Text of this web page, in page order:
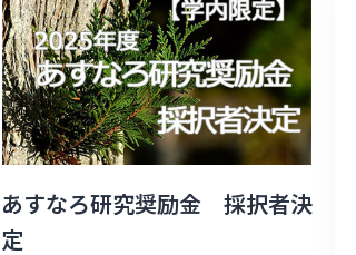
あすなろ研究奨励金 採択者決
定